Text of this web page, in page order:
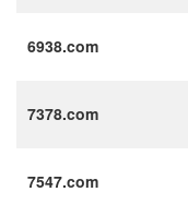
6938.com
7378.com
7547.com